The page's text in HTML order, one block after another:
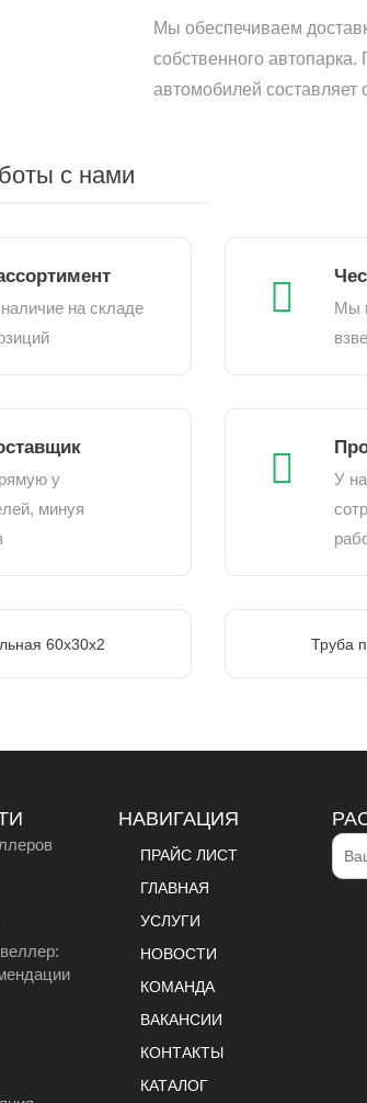
Мы обеспечиваем
собственного
автомобилей составляет
с нами
на складе
Мы
у
минуя
У
60х30х2 Труба
НАВИГАЦИЯ
ПРАЙС ЛИСТ
ГЛАВНАЯ
УСЛУГИ
НОВОСТИ
КОМАНДА
ВАКАНСИИ
КОНТАКТЫ
КАТАЛОГ